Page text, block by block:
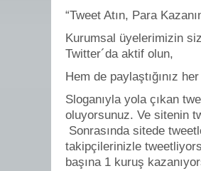
“Tweet Atın, Para
Kurumsal üyelerimizin
Twitter´da aktif olun,
Hem de paylaştığınız
Sloganıyla yola çıkan
oluyorsunuz. Ve sitenin
Sonrasında sitede
takipçilerinizle
başına 1 kuruş